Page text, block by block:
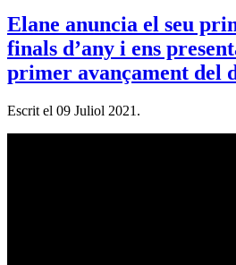
Elane anuncia el seu
finals d’any i ens
primer avançament del
Escrit el 09 Juliol 2021 .